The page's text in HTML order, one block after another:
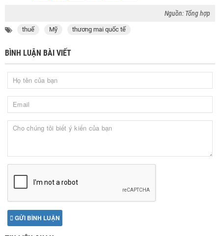
Nguồn: Tổng hợp
thuế Mỹ thương mai quốc tế
BÌNH LUẬN BÀI VIẾT
GỬI BÌNH LUẬN